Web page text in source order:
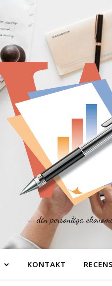
– din personliga
KONTAKT